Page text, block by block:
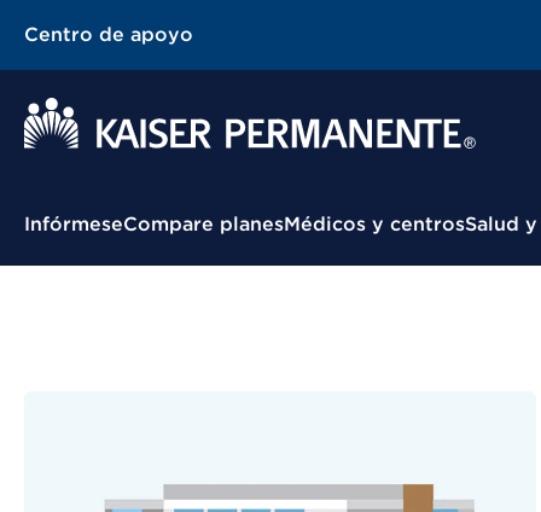
Centro de apoyo
Menú contextual
InfórmeseCompare planesMédicos y centrosSalud